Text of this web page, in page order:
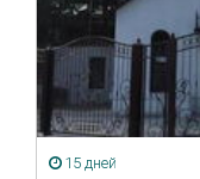
15 дней